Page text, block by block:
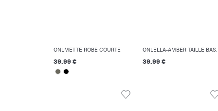
ONLMETTE ROBE COURTE
39.99 € 39.99 €